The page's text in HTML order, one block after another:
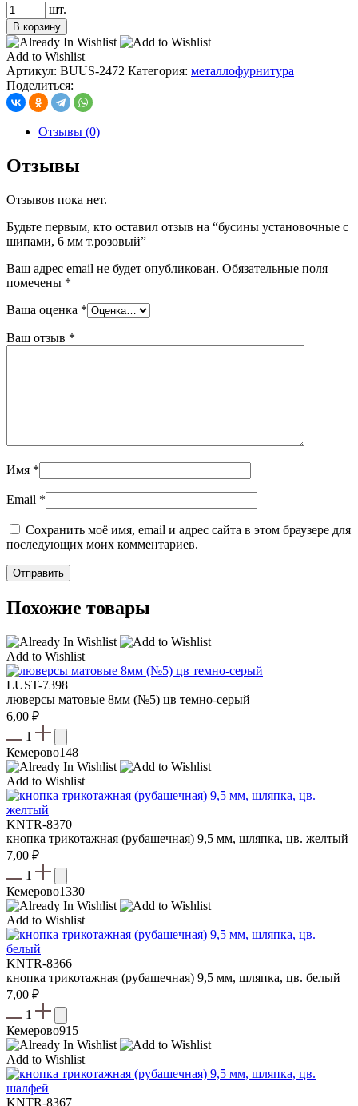
Количество
товара
бусины
установочные
с
шипами,
6
мм
шт.
В корзину
Add to Wishlist
Артикул: BUUS-2472 Категория: металлофурнитура
Поделиться:
Отзывы (0)
Отзывы
Отзывов пока нет.
Будьте первым, кто оставил отзыв на “бусины установочные с
шипами, 6 мм т.розовый”
Ваш адрес email не будет опубликован. Обязательные поля
помечены *
Ваша оценка *
Ваш отзыв *
Имя *
Email *
Сохранить моё имя, email и адрес сайта в этом браузере для
последующих моих комментариев.
Похожие товары
Add to Wishlist
LUST-7398
люверсы матовые 8мм (№5) цв темно-серый
6,00 ₽
1
Кемерово148
Add to Wishlist
KNTR-8370
кнопка трикотажная (рубашечная) 9,5 мм, шляпка, цв. желтый
7,00 ₽
1
Кемерово1330
Add to Wishlist
KNTR-8366
кнопка трикотажная (рубашечная) 9,5 мм, шляпка, цв. белый
7,00 ₽
1
Кемерово915
Add to Wishlist
KNTR-8367